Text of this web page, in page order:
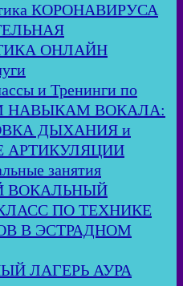
КОРОНАВИРУСА
ОНЛАЙН
и Тренинги по
НАВЫКАМ ВОКАЛА:
ДЫХАНИЯ и
АРТИКУЛЯЦИИ
занятия
ВОКАЛЬНЫЙ
ПО ТЕХНИКЕ
В ЭСТРАДНОМ
ЛАГЕРЬ АУРА